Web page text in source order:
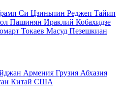
Си Цзиньпин Реджеп Тайип
Пашинян Ираклий Кобахидзе
Токаев Масуд Пезешкиан
Армения Грузия Абхазия
Китай США